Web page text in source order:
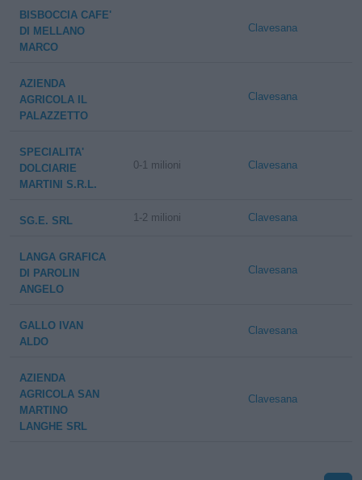
BISBOCCIA CAFE'
DI MELLANO
MARCO
Clavesana
AZIENDA
AGRICOLA IL
PALAZZETTO
Clavesana
SPECIALITA'
DOLCIARIE
MARTINI S.R.L.
0-1 milioni Clavesana
SG.E. SRL 1-2 milioni Clavesana
LANGA GRAFICA
DI PAROLIN
ANGELO
Clavesana
GALLO IVAN
ALDO
Clavesana
AZIENDA
AGRICOLA SAN
MARTINO
LANGHE SRL
Clavesana